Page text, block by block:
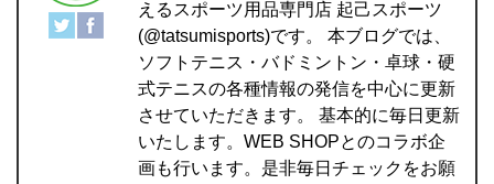
えるスポーツ用品専門店 起己スポーツ
(@tatsumisports)です。 本ブログでは、
ソフトテニス・バドミントン・卓球・硬
式テニスの各種情報の発信を中心に更新
させていただきます。 基本的に毎日更新
いたします。WEB SHOPとのコラボ企
画も行います。是非毎日チェックをお願